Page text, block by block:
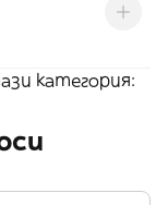
категория: